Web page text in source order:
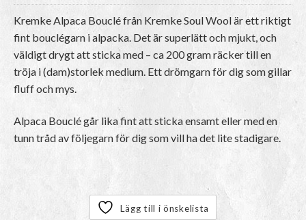
Kremke Alpaca Bouclé från Kremke Soul Wool är ett riktigt
fint bouclégarn i alpacka. Det är superlätt och mjukt, och
väldigt drygt att sticka med – ca 200 gram räcker till en
tröja i (dam)storlek medium. Ett drömgarn för dig som gillar
fluff och mys.
Alpaca Bouclé går lika fint att sticka ensamt eller med en
tunn tråd av följegarn för dig som vill ha det lite stadigare.
Lägg till i önskelista